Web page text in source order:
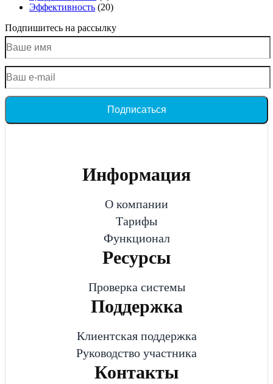
Эффективность (20)
Подпишитесь на рассылку
Подписаться
Информация
О компании
Тарифы
Функционал
Ресурсы
Проверка системы
Поддержка
Клиентская поддержка
Руководство участника
Контакты